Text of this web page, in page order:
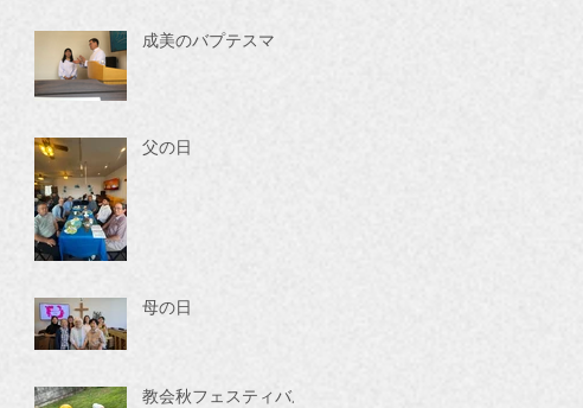
成美のバプテスマ
父の日
母の日
教会秋フェスティバル